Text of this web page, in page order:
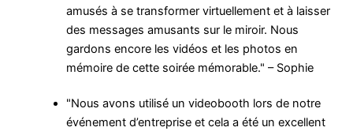
amusés à se transformer virtuellement et à laisser
des messages amusants sur le miroir. Nous
gardons encore les vidéos et les photos en
mémoire de cette soirée mémorable." – Sophie
"Nous avons utilisé un videobooth lors de notre
événement d’entreprise et cela a été un excellent